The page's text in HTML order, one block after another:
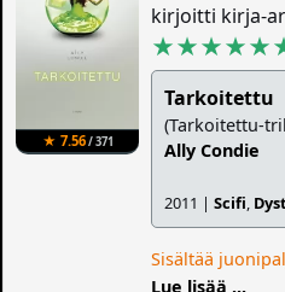
★ 7.56/ 371
kirjoitti kirja-
Tarkoitettu
(Tarkoitettu-
Ally Condie
2011 |Scifi,
Sisältää
Lue lisää ...